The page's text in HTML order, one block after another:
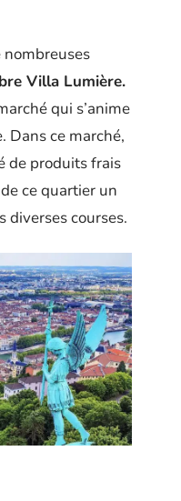
Villa Lumière.
qui s’anime
Dans ce marché,
de produits frais
ce quartier un
diverses courses.